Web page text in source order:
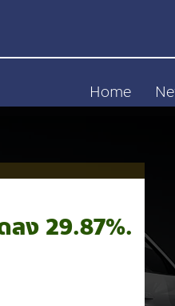
Home
ลง 29.87%.